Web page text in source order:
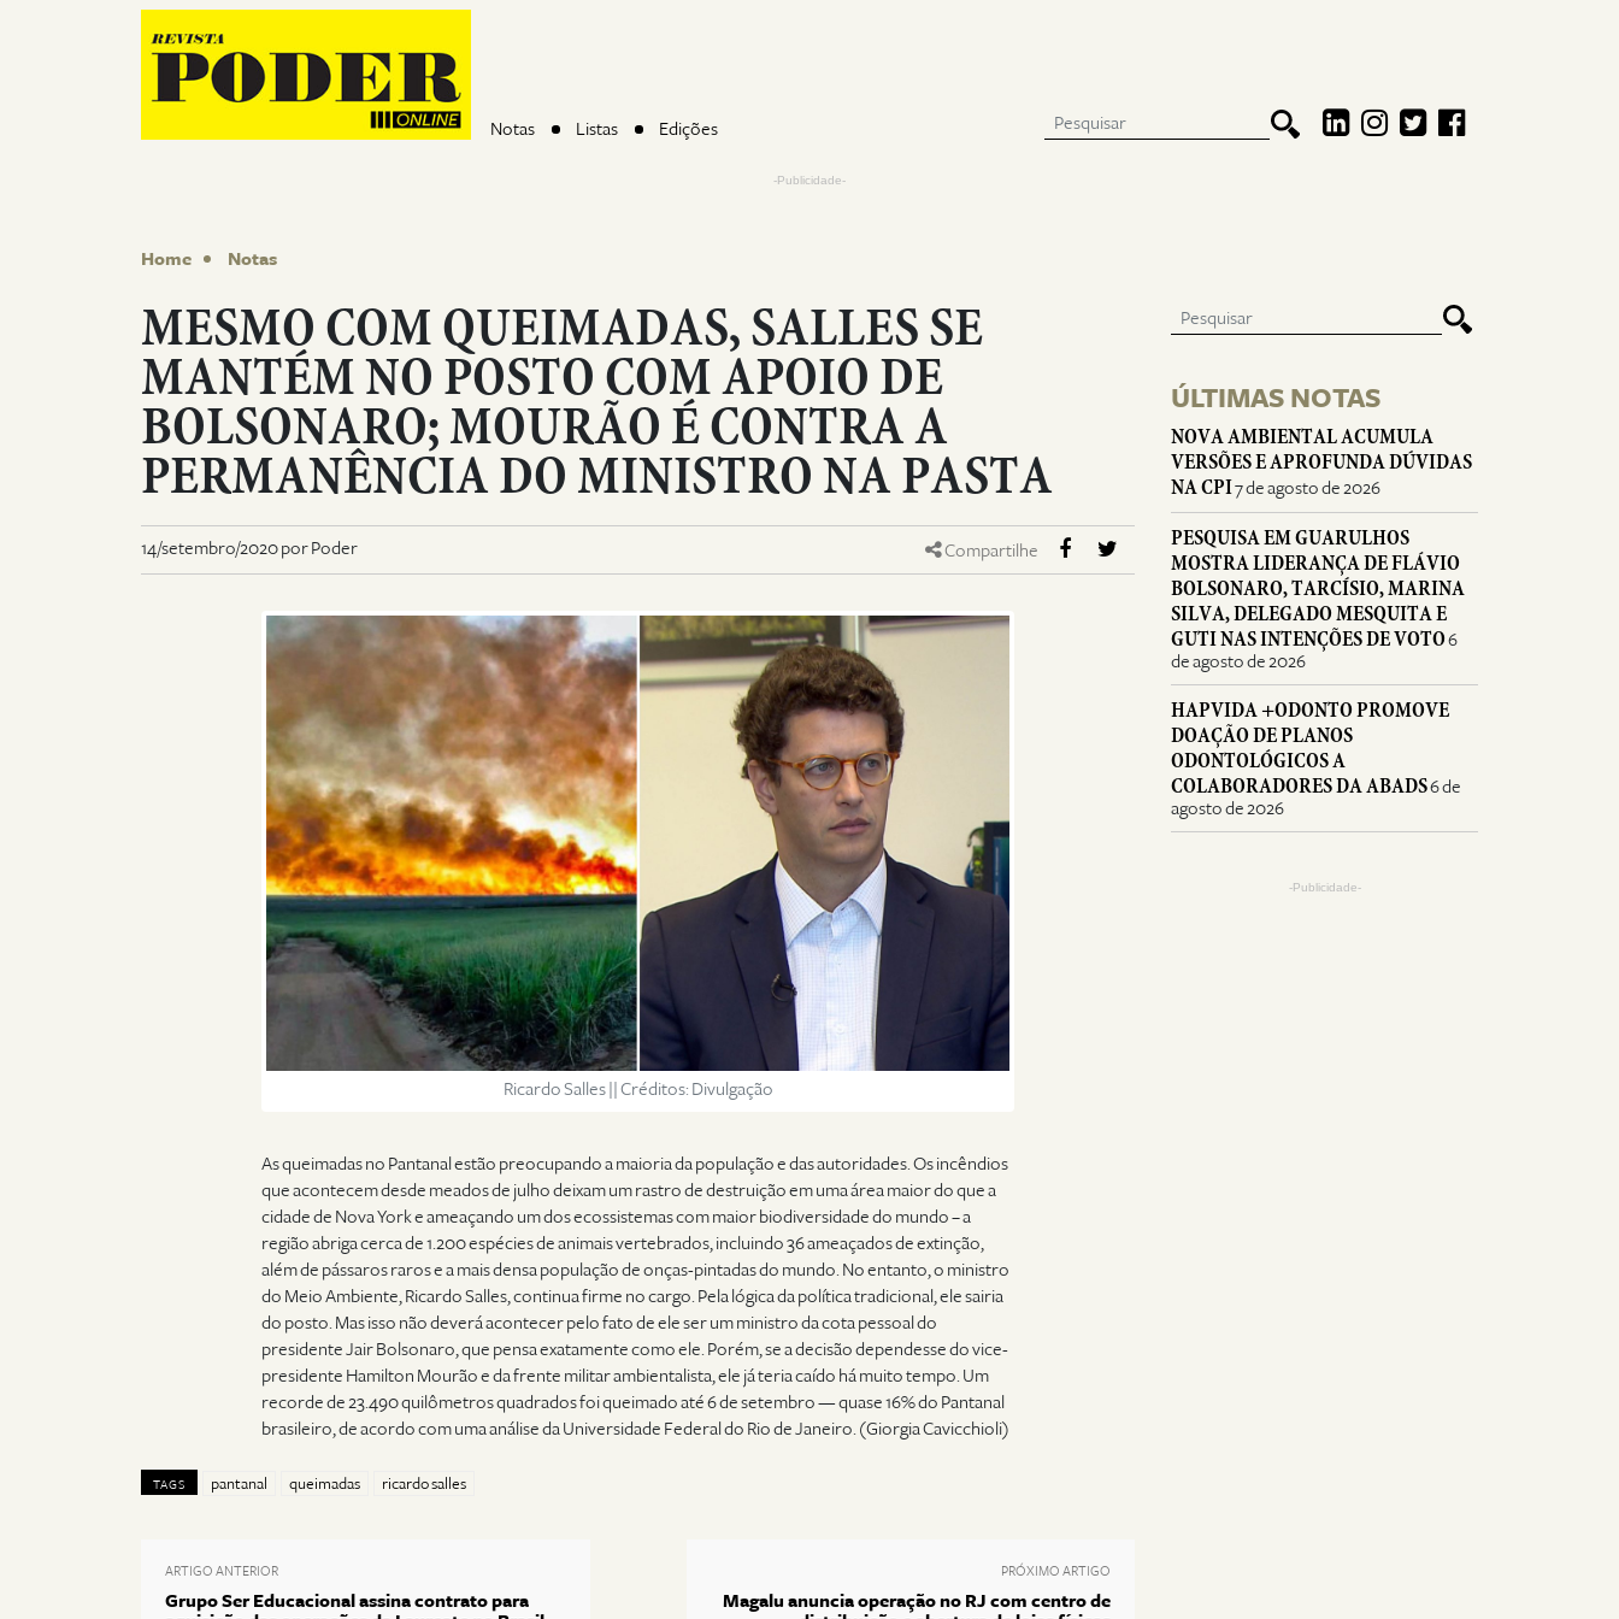
Notas Listas Edições
-Publicidade-
Home Notas
MESMO COM QUEIMADAS, SALLES SE
MANTÉM NO POSTO COM APOIO DE
BOLSONARO; MOURÃO É CONTRA A
PERMANÊNCIA DO MINISTRO NA PASTA
14/setembro/2020 por Poder Compartilhe
Ricardo Salles || Créditos: Divulgação
As queimadas no Pantanal estão preocupando a maioria da população e das autoridades. Os incêndios
que acontecem desde meados de julho deixam um rastro de destruição em uma área maior do que a
cidade de Nova York e ameaçando um dos ecossistemas com maior biodiversidade do mundo – a
região abriga cerca de 1.200 espécies de animais vertebrados, incluindo 36 ameaçados de extinção,
além de pássaros raros e a mais densa população de onças-pintadas do mundo. No entanto, o ministro
do Meio Ambiente, Ricardo Salles, continua firme no cargo. Pela lógica da política tradicional, ele sairia
do posto. Mas isso não deverá acontecer pelo fato de ele ser um ministro da cota pessoal do
presidente Jair Bolsonaro, que pensa exatamente como ele. Porém, se a decisão dependesse do vice-
presidente Hamilton Mourão e da frente militar ambientalista, ele já teria caído há muito tempo. Um
recorde de 23.490 quilômetros quadrados foi queimado até 6 de setembro — quase 16% do Pantanal
brasileiro, de acordo com uma análise da Universidade Federal do Rio de Janeiro. (Giorgia Cavicchioli)
TAGS pantanal queimadas ricardo salles
ARTIGO ANTERIOR
Grupo Ser Educacional assina contrato para
PRÓXIMO ARTIGO
Magalu anuncia operação no RJ com centro de
ÚLTIMAS NOTAS
NOVA AMBIENTAL ACUMULA
VERSÕES E APROFUNDA DÚVIDAS
NA CPI7 de agosto de 2026
PESQUISA EM GUARULHOS
MOSTRA LIDERANÇA DE FLÁVIO
BOLSONARO, TARCÍSIO, MARINA
SILVA, DELEGADO MESQUITA E
GUTI NAS INTENÇÕES DE VOTO6
de agosto de 2026
HAPVIDA +ODONTO PROMOVE
DOAÇÃO DE PLANOS
ODONTOLÓGICOS A
COLABORADORES DA ABADS6 de
agosto de 2026
-Publicidade-